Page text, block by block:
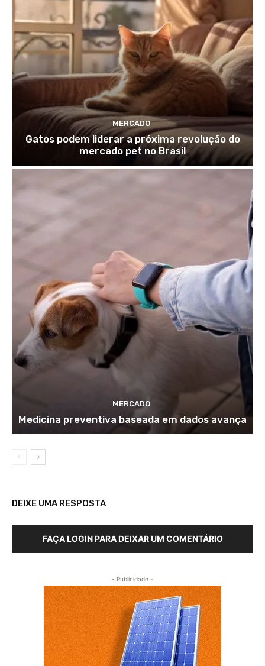
MERCADO
Gatos podem liderar a próxima revolução do
mercado pet no Brasil
MERCADO
Medicina preventiva baseada em dados avança
DEIXE UMA RESPOSTA
FAÇA LOGIN PARA DEIXAR UM COMENTÁRIO
- Publicidade -